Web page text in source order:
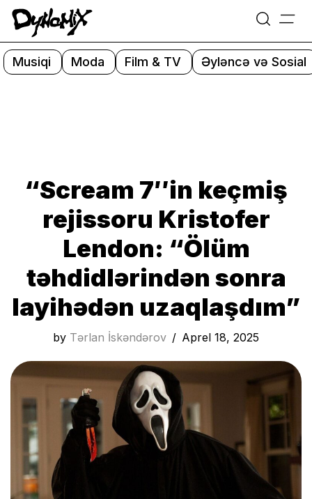
Skip
to
content
=
Musiqi Moda Film & TV Əyləncə və Sosial
“Scream 7″in keçmiş
rejissoru Kristofer
Lendon: “Ölüm
təhdidlərindən sonra
layihədən uzaqlaşdım”
by Tərlan İskəndərov Aprel 18, 2025